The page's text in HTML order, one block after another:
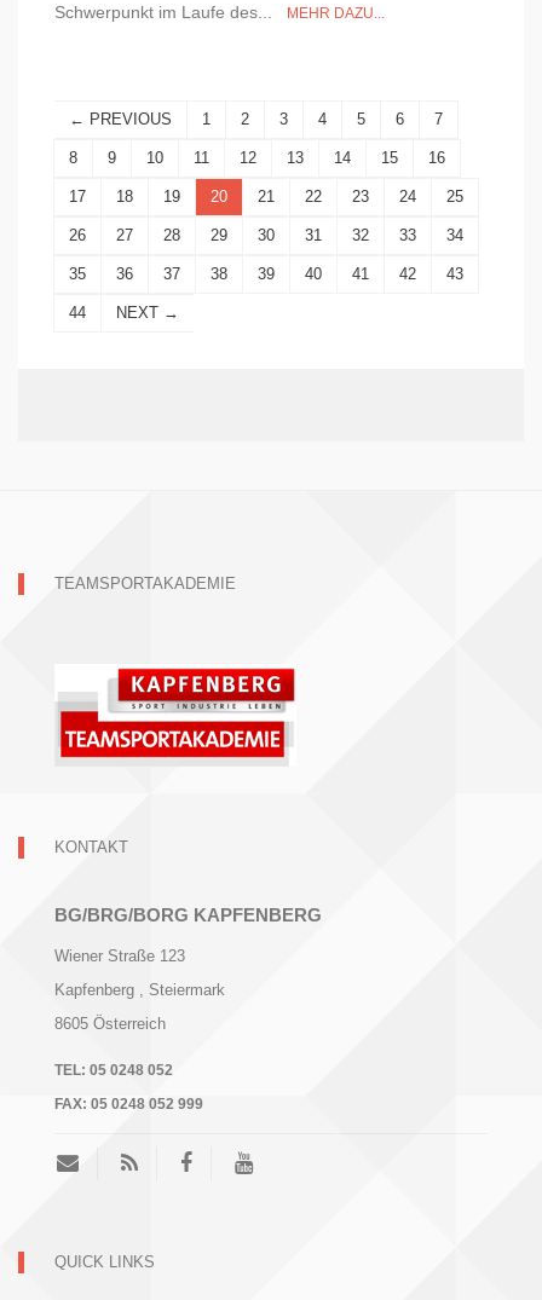
Schwerpunkt im Laufe des...
MEHR DAZU...
← PREVIOUS 1 2 3 4 5 6 7
8 9 10 11 12 13 14 15 16
17 18 19 20 21 22 23 24 25
26 27 28 29 30 31 32 33 34
35 36 37 38 39 40 41 42 43
44 NEXT →
TEAMSPORTAKADEMIE
KONTAKT
BG/BRG/BORG KAPFENBERG
Wiener Straße 123
Kapfenberg
, Steiermark
8605 Österreich
TEL: 05 0248 052
FAX: 05 0248 052 999
QUICK LINKS